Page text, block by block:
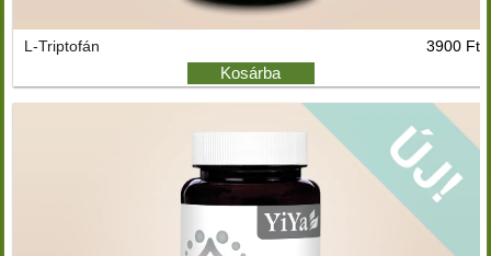
L-Triptofán 3900 Ft
Kosárba